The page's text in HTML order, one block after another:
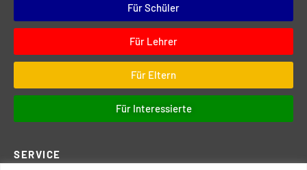
Für Schüler
Für Lehrer
Für Eltern
Für Interessierte
SERVICE